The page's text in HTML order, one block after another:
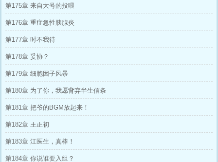
第175章 来自大号的投喂
第176章 重症急性胰腺炎
第177章 时不我待
第178章 妥协？
第179章 细胞因子风暴
第180章 为了你，我愿背弃半生信条
第181章 把爷的BGM放起来！
第182章 王正初
第183章 江医生，真棒！
第184章 你说谁要入组？